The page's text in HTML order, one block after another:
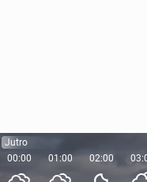
Jutro
00:00
01:00 02:00